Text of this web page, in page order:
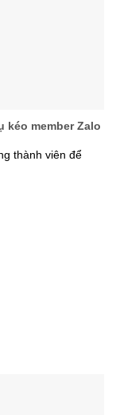
kéo member Zalo
thành viên để